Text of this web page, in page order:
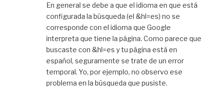
En general se debe a que el idioma en que está
configurada la búsqueda (el &hl=es) no se
corresponde con el idioma que Google
interpreta que tiene la página. Como parece que
buscaste con &hl=es y tu página está en
español, seguramente se trate de un error
temporal. Yo, por ejemplo, no observo ese
problema en la búsqueda que pusiste.